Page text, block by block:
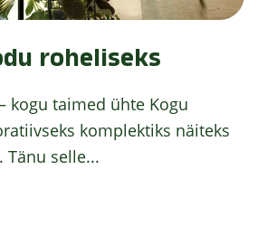
roheliseks
kogu taimed ühte Kogu
komplektiks näiteks
selle...